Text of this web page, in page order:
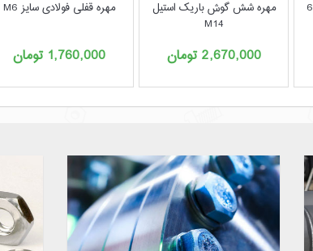
مهره قفلی فولادی سایز M6
1,760,000 تومان
مهره شش گوش باریک استیل
M14
2,670,000تومان
پیچ آلن سر تخت سایز 40 , 6